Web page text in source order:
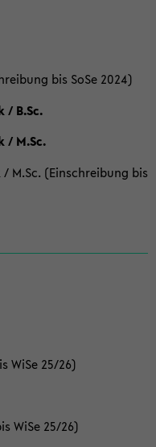
bis SoSe 2024)
/ B.Sc.
/ M.Sc.
(Einschreibung bis
WiSe 25/26)
WiSe 25/26)